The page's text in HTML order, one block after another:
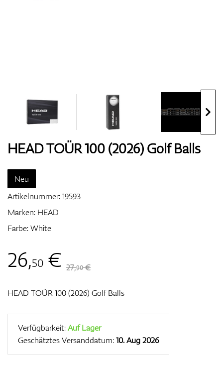
Bags
HEAD TOÜR 100 (2026) Golf Balls
Neu
Artikelnummer:19593
Marken: HEAD
Farbe: White
26,50 € 27,90€
HEAD TOÜR 100 (2026) Golf Balls
Verfügbarkeit:Auf Lager
Geschätztes Versanddatum:10. Aug 2026